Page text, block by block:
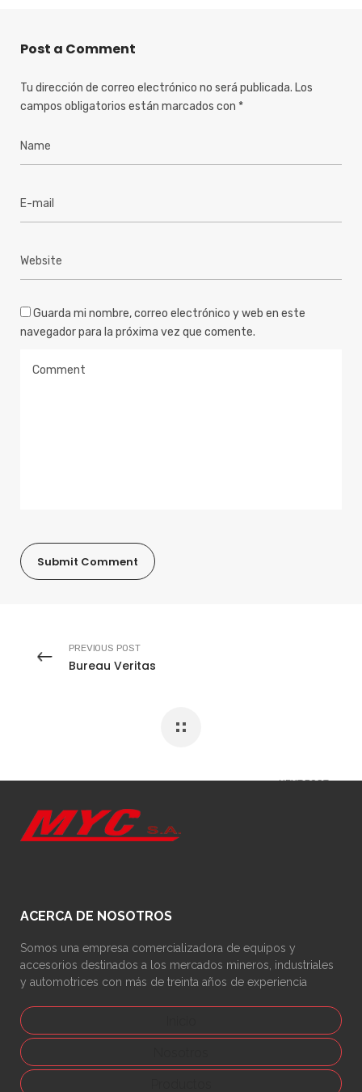
Post a Comment
Tu dirección de correo electrónico no será publicada. Los
campos obligatorios están marcados con *
Guarda mi nombre, correo electrónico y web en este
navegador para la próxima vez que comente.
PREVIOUS POST
Bureau Veritas
NEXT POST
ACERCA DE NOSOTROS
Somos una empresa comercializadora de equipos y
accesorios destinados a los mercados mineros, industriales
y automotrices con más de treinta años de experiencia